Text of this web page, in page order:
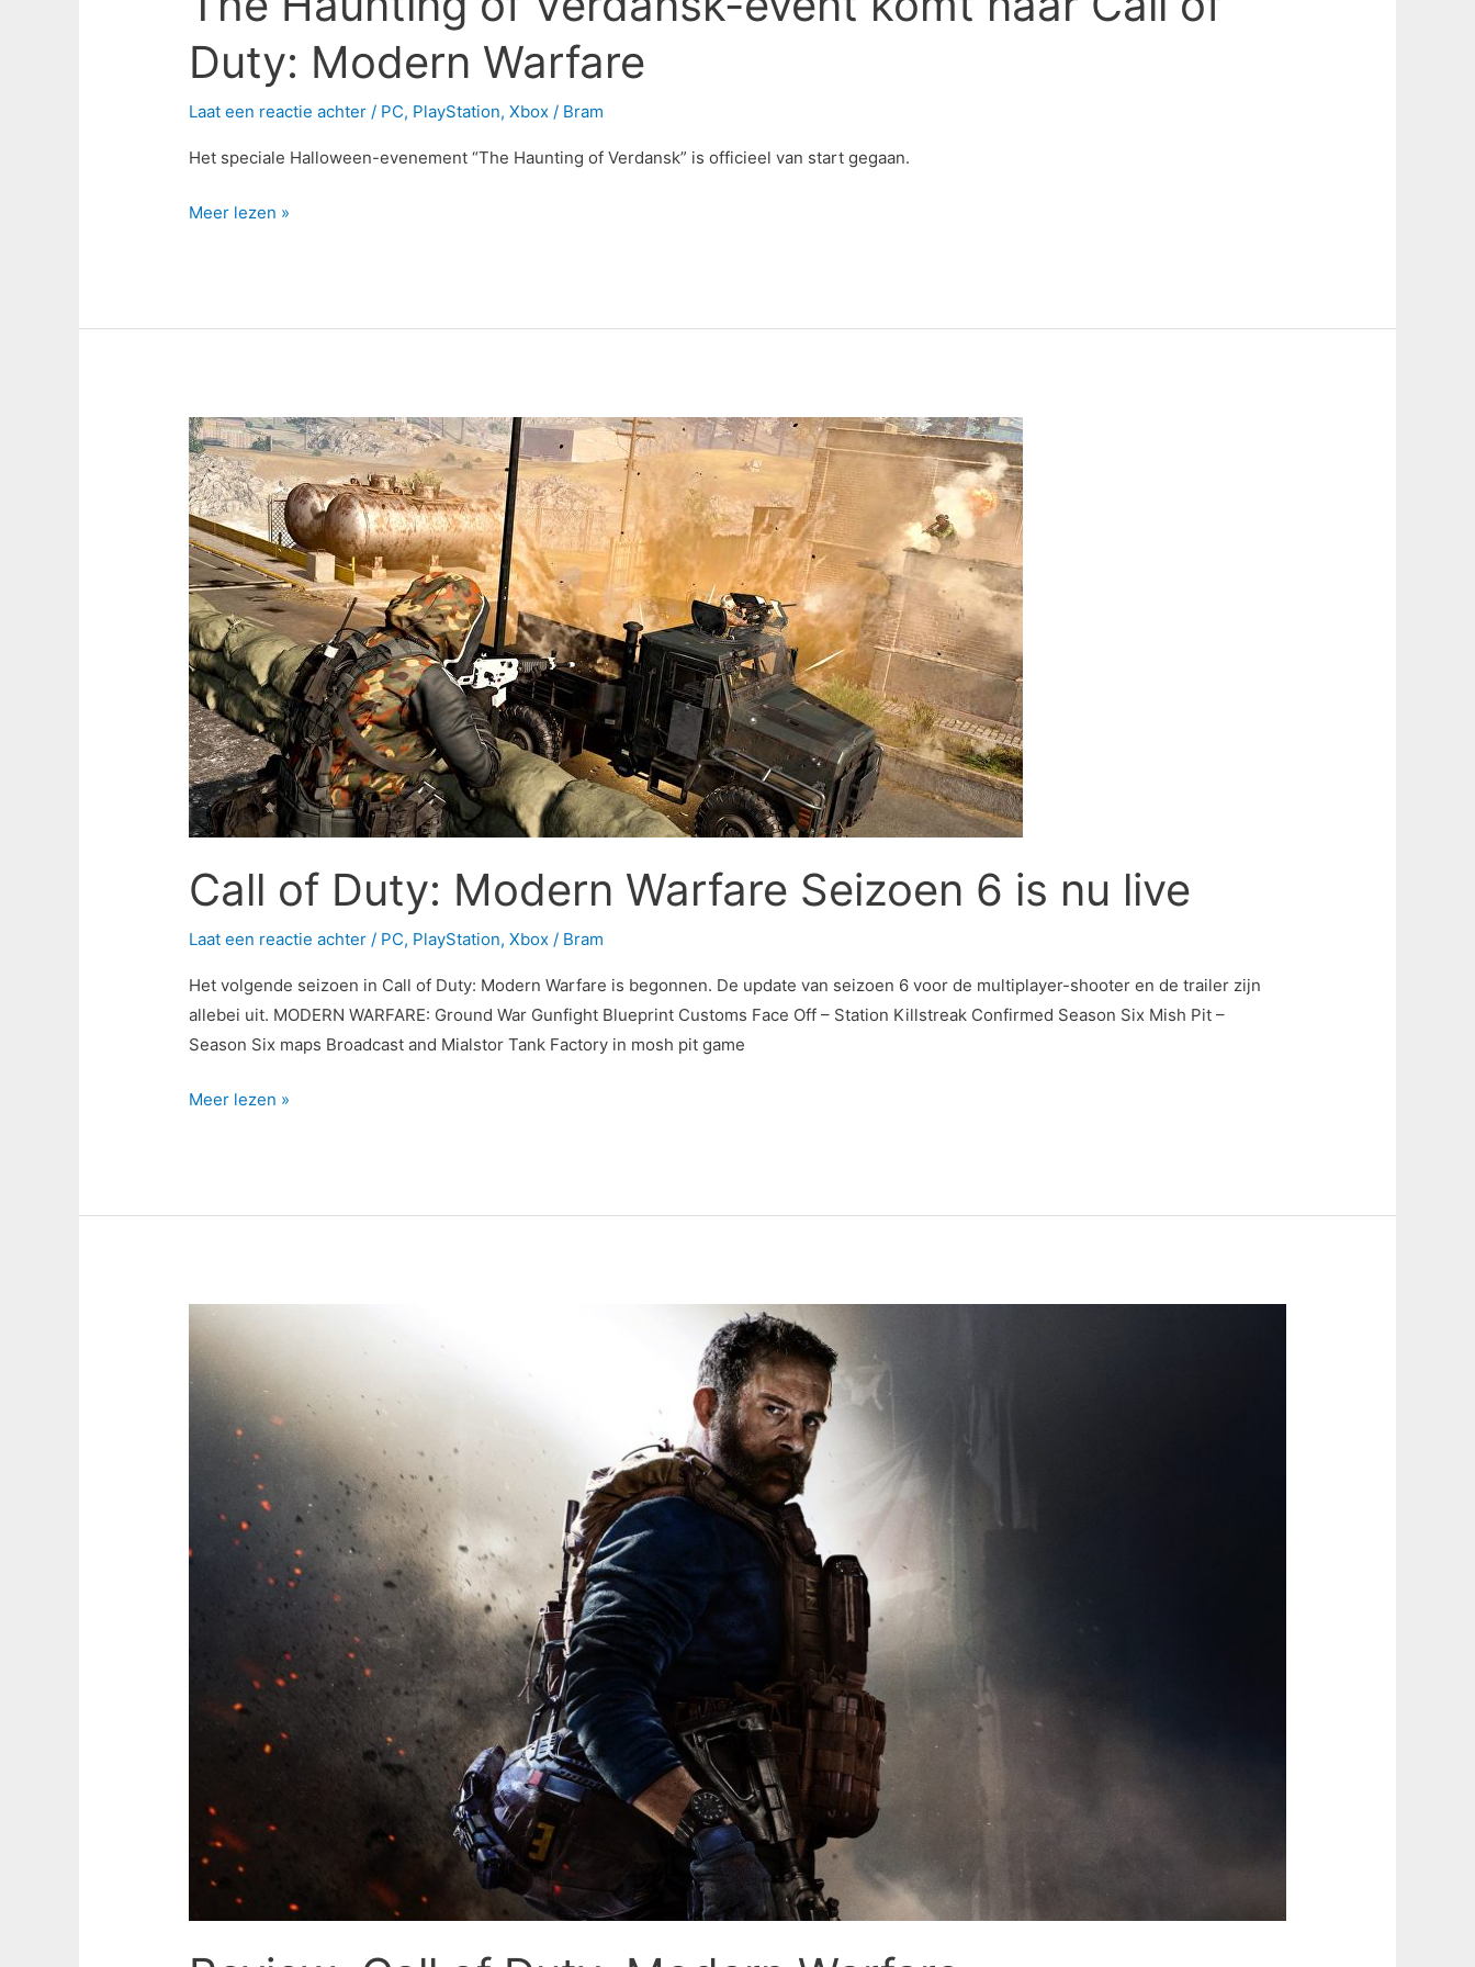
Duty: Modern Warfare
Laat een reactie achter / PC, PlayStation,Xbox / Bram
Het speciale Halloween-evenement “The Haunting of Verdansk” is officieel van start gegaan.
Meer lezen »
Call of Duty: Modern Warfare Seizoen 6 is nu live
Laat een reactie achter / PC, PlayStation,Xbox / Bram
Het volgende seizoen in Call of Duty: Modern Warfare is begonnen. De update van seizoen 6 voor de multiplayer-shooter en de trailer zijn
allebei uit. MODERN WARFARE: Ground War Gunfight Blueprint Customs Face Off – Station Killstreak Confirmed Season Six Mish Pit –
Season Six maps Broadcast and Mialstor Tank Factory in mosh pit game
Call
of
Duty:
Modern
Warfare
Seizoen
6
is
nu
live
Meer lezen »
Call
of
Modern